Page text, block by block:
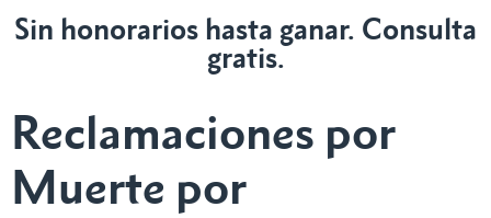
Sin honorarios hasta ganar. Consulta
gratis.
Reclamaciones por
Muerte por